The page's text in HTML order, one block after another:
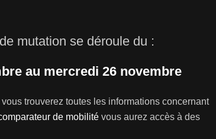
mutation se déroule du :
au mercredi 26 novembre
vous trouverez toutes les informations concernant
de mobilité vous aurez accès à des